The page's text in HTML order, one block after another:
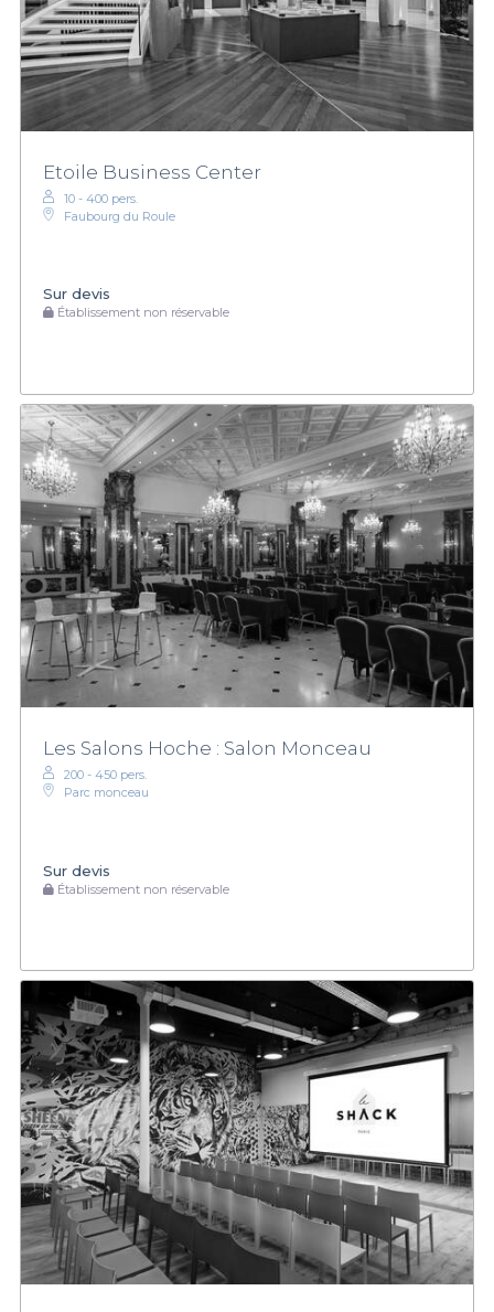
Etoile Business Center
10 - 400 pers.
Faubourg du Roule
Sur devis
Établissement non réservable
Les Salons Hoche : Salon Monceau
200 - 450 pers.
Parc monceau
Sur devis
Établissement non réservable